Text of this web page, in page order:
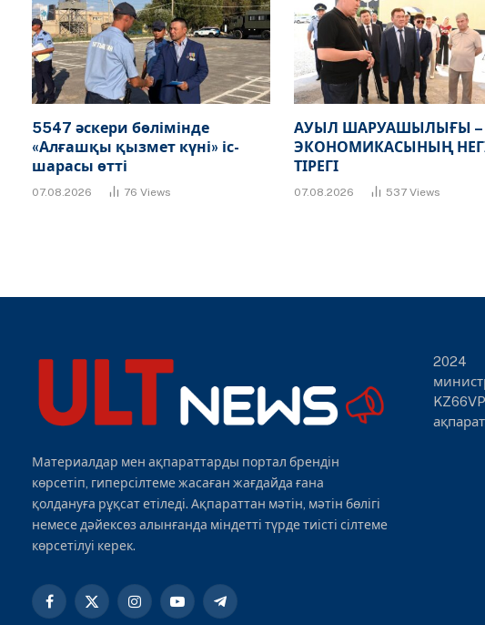
5547 әскери бөлімінде
«Алғашқы қызмет күні» іс-
шарасы өтті
07.08.2026 76 Views
АУЫЛ ШАРУАШЫЛЫҒЫ –
ЭКОНОМИКАСЫНЫҢ
ТІРЕГІ
07.08.2026 537 Views
Материалдар мен ақпараттарды портал брендін
көрсетіп, гиперсілтеме жасаған жағдайда ғана
қолдануға рұқсат етіледі. Ақпараттан мәтін, мәтін бөлігі
немесе дәйексөз алынғанда міндетті түрде тиісті сілтеме
көрсетілуі керек.
Facebook
X
InstagramYouTubeTelegram
2024